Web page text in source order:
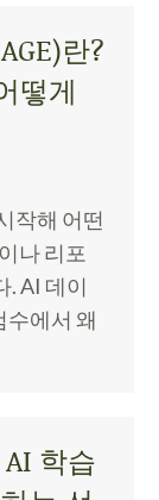
란?
떻게
작해 어떤
나 리포
. AI 데이
수에서 왜
학습